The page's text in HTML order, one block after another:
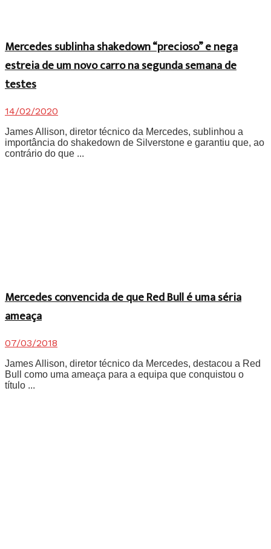
Mercedes sublinha shakedown “precioso” e nega
estreia de um novo carro na segunda semana de
testes
14/02/2020
James Allison, diretor técnico da Mercedes, sublinhou a
importância do shakedown de Silverstone e garantiu que, ao
contrário do que ...
Mercedes convencida de que Red Bull é uma séria
ameaça
07/03/2018
James Allison, diretor técnico da Mercedes, destacou a Red
Bull como uma ameaça para a equipa que conquistou o
título ...